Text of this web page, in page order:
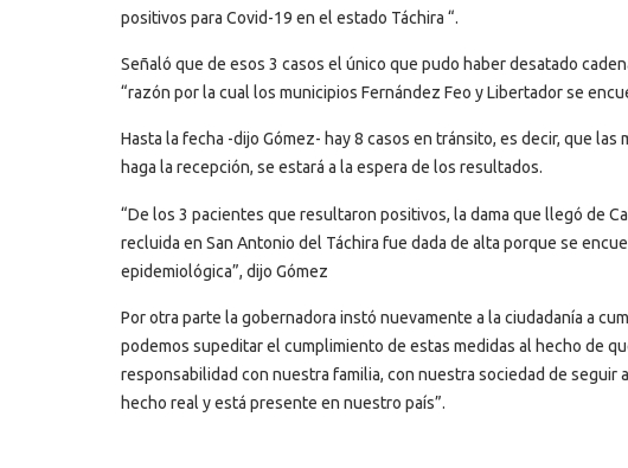
positivos para Covid-19 en el estado Táchira “.
Señaló que de esos 3 casos el único que pudo haber desatado
“razón por la cual los municipios Fernández Feo y Libertador se
Hasta la fecha -dijo Gómez- hay 8 casos en tránsito, es decir, que
haga la recepción, se estará a la espera de los resultados.
“De los 3 pacientes que resultaron positivos, la dama que llegó de
recluida en San Antonio del Táchira fue dada de alta porque se
epidemiológica”, dijo Gómez
Por otra parte la gobernadora instó nuevamente a la ciudadanía a
podemos supeditar el cumplimiento de estas medidas al hecho de
responsabilidad con nuestra familia, con nuestra sociedad de
hecho real y está presente en nuestro país”.